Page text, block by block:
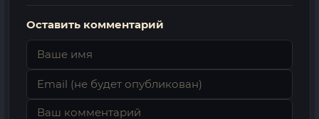
Оставить комментарий